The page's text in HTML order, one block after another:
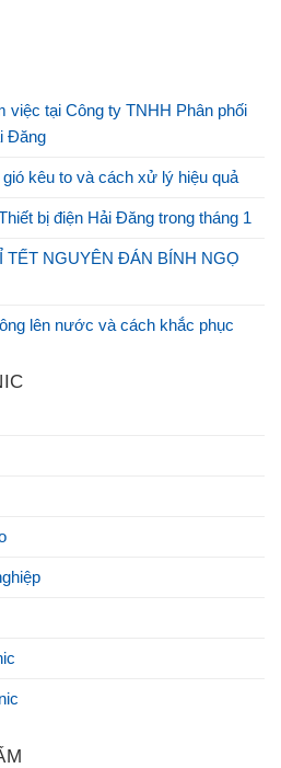
việc tại Công ty TNHH Phân phối
Đăng
kêu to và cách xử lý hiệu quả
bị điện Hải Đăng trong tháng 1
TẾT NGUYÊN ĐÁN BÍNH NGỌ
lên nước và cách khắc phục